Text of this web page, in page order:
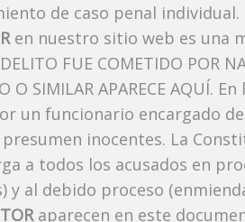
de caso penal
en nuestro sitio web es una
FUE COMETIDO POR
O SIMILAR APARECE AQUÍ.
un funcionario encargado
presumen inocentes. La
a todos los acusados ​​en
y al debido proceso
aparecen en este